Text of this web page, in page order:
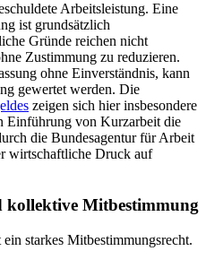
Arbeitsleistung. Eine
ist grundsätzlich
Gründe reichen nicht
Zustimmung zu reduzieren.
ohne Einverständnis, kann
gewertet werden. Die
zeigen sich hier insbesondere
Einführung von Kurzarbeit die
die Bundesagentur für Arbeit
wirtschaftliche Druck auf
kollektive Mitbestimmung
starkes Mitbestimmungsrecht.